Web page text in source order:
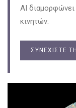
AI
κινητών:
ΣΥΝΕΧΊΣΤΕ